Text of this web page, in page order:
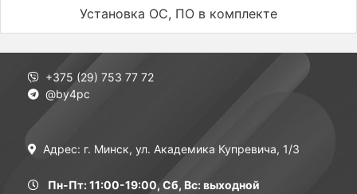
Установка ОС, ПО в комплекте
+375 (29) 753 77 72
@by4pc
Адрес: г. Минск, ул. Академика Купревича, 1/3
Пн-Пт: 11:00-19:00, Сб, Вс: выходной